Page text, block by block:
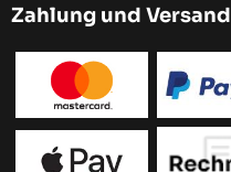
Zahlung und Versand